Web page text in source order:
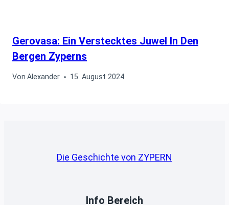
Gerovasa: Ein Verstecktes Juwel In Den
Bergen Zyperns
Von Alexander 15. August 2024
Die Geschichte von ZYPERN
Info Bereich